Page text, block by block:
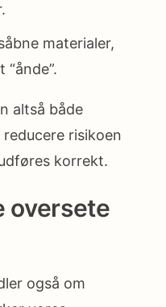
materialer,
altså både
risikoen
korrekt.
oversete
også om